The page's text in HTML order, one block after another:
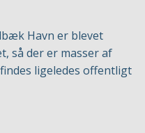
Havn er blevet
så der er masser af
ligeledes offentligt